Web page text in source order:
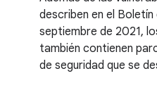
describen en el
septiembre de 2021,
también contienen
de seguridad que se